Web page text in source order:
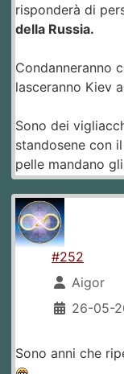
risponderà di
della Russia.
Condanneranno
lasceranno Kiev
Sono dei
standosene con
pelle mandano
#252
Aigor
26-05-
Sono anni che